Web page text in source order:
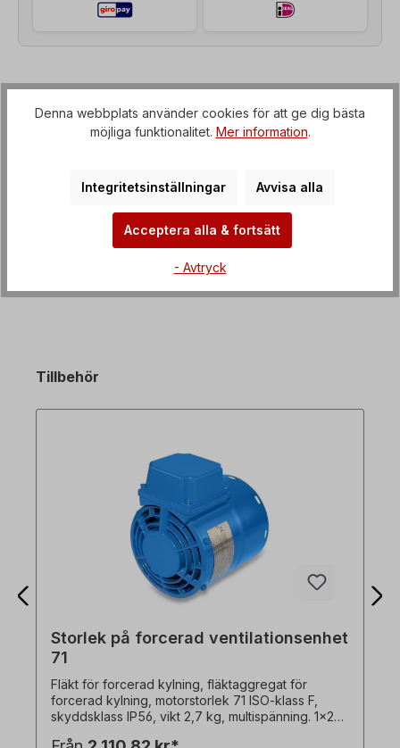
Snäckväxelmotor (växellåda med IEC-fläns till
Tillbehör
Storlek på forcerad ventilationsenhet
71
Fläkt för forcerad kylning, fläktaggregat för
forcerad kylning, motorstorlek 71 ISO-klass F,
skyddsklass IP56, vikt 2,7 kg, multispänning. 1x230
Denna webbplats använder cookies för att ge dig bästa
möjliga funktionalitet. Mer information.
Integritetsinställningar Avvisa alla
Acceptera alla & fortsätt
- Avtryck